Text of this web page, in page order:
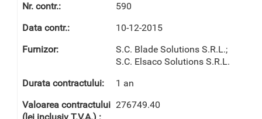
590
10-12-2015
S.C. Blade Solutions S.R.L.;
S.C. Elsaco Solutions S.R.L.
1 an
276749.40